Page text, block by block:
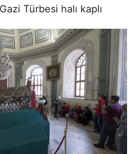
Türbesi halı kaplı